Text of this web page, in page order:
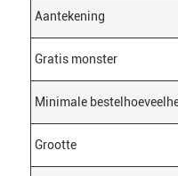
Aantekening
Gratis monster
Minimale
Grootte